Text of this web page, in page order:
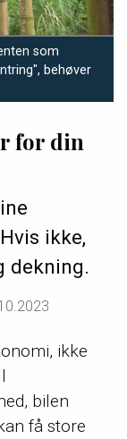
som
behøver
for din
ikke,
dekning.
ikke
bilen
få store